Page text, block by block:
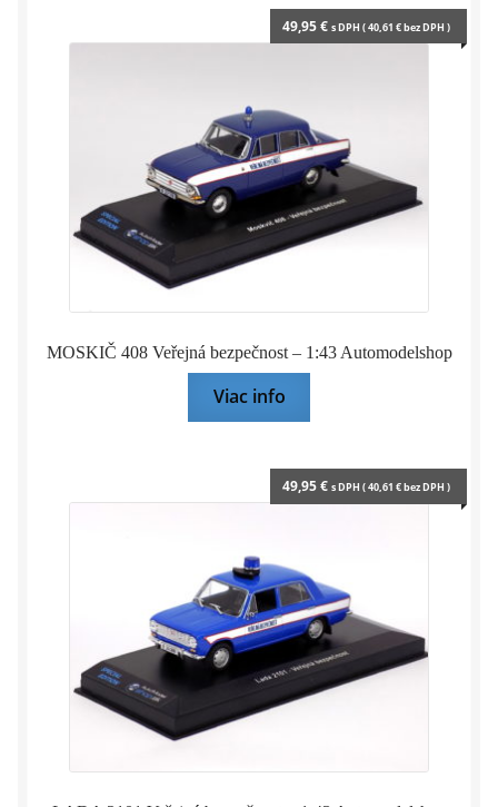
MOSKIČ 408 Veřejná bezpečnost – 1:43 Automodelshop
49,95€ s DPH (40,61 €bez DPH )
Viac info
49,95€ s DPH (40,61 €bez DPH )